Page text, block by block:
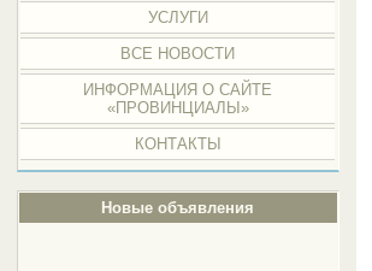
УСЛУГИ
ВСЕ НОВОСТИ
ИНФОРМАЦИЯ О САЙТЕ
«ПРОВИНЦИАЛЫ»
КОНТАКТЫ
Новые объявления